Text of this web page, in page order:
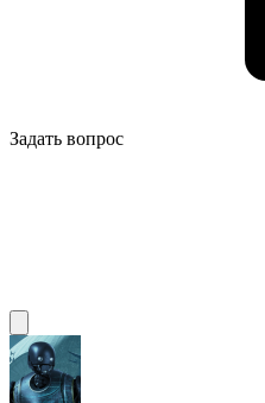
Задать вопрос